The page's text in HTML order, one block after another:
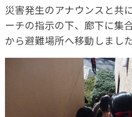
災害発生のアナウンスと共
ーチの指示の下、廊下に集
から避難場所へ移動しました